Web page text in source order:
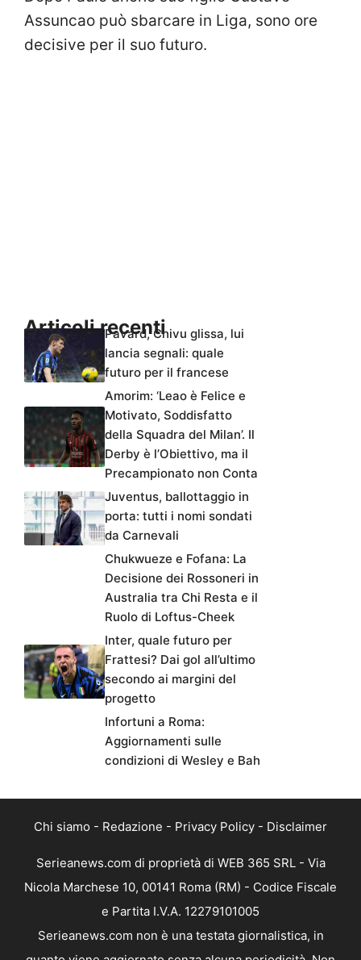
Assuncao può sbarcare in Liga, sono ore
decisive per il suo futuro.
Articoli recentiPavard, Chivu glissa, lui
lancia segnali: quale
futuro per il francese
Amorim: ‘Leao è Felice e
Motivato, Soddisfatto
della Squadra del Milan’. Il
Derby è l’Obiettivo, ma il
Precampionato non Conta
Juventus, ballottaggio in
porta: tutti i nomi sondati
da Carnevali
Chukwueze e Fofana: La
Decisione dei Rossoneri in
Australia tra Chi Resta e il
Ruolo di Loftus-Cheek
Inter, quale futuro per
Frattesi? Dai gol all’ultimo
secondo ai margini del
progetto
Infortuni a Roma:
Aggiornamenti sulle
condizioni di Wesley e Bah
Chi siamo - Redazione - Privacy Policy - Disclaimer
Serieanews.com di proprietà di WEB 365 SRL - Via
Nicola Marchese 10, 00141 Roma (RM) - Codice Fiscale
e Partita I.V.A. 12279101005
Serieanews.com non è una testata giornalistica, in